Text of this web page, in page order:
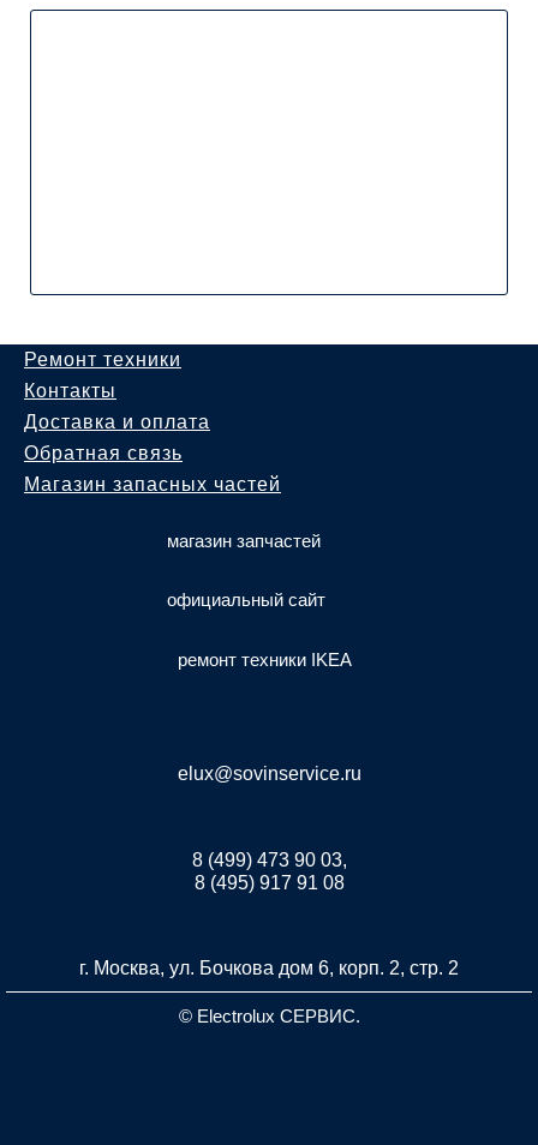
Ремонт техники
Контакты
Доставка и оплата
Обратная связь
Магазин запасных частей
магазин запчастей
официальный сайт
ремонт техники IKEA
elux@sovinservice.ru
8 (499) 473 90 03,
8 (495) 917 91 08
г. Москва, ул. Бочкова дом 6, корп. 2, стр. 2
© Electrolux СЕРВИС.